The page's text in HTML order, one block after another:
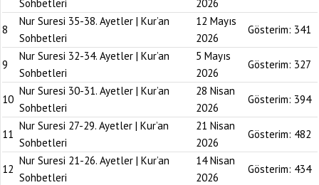
Sohbetleri
2026
8
Nur Suresi 35-38. Ayetler | Kur’an
Sohbetleri
12 Mayıs
2026
Gösterim: 341
9
Nur Suresi 32-34. Ayetler | Kur’an
Sohbetleri
5 Mayıs
2026
Gösterim: 327
10
Nur Suresi 30-31. Ayetler | Kur’an
Sohbetleri
28 Nisan
2026
Gösterim: 394
11
Nur Suresi 27-29. Ayetler | Kur’an
Sohbetleri
21 Nisan
2026
Gösterim: 482
12
Nur Suresi 21-26. Ayetler | Kur’an
Sohbetleri
14 Nisan
2026
Gösterim: 434